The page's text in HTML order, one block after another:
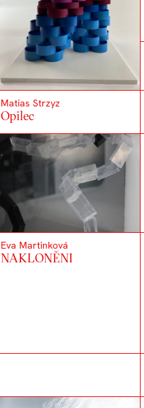
Matias Strzyz
Opilec
Eva Martinková
NAKLONĚNI